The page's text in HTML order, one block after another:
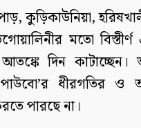
কুড়িকাউনিয়া,
মতো
দিন
ধীরগতির ও
পারছে না।